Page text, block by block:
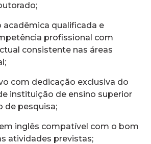
acadêmica qualificada e
profissional com
consistente nas áreas
com dedicação exclusiva do
instituição de ensino superior
de pesquisa;
inglês compatível com o bom
atividades previstas;